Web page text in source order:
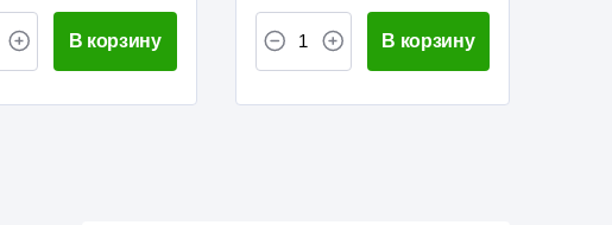
В корзину В корзину